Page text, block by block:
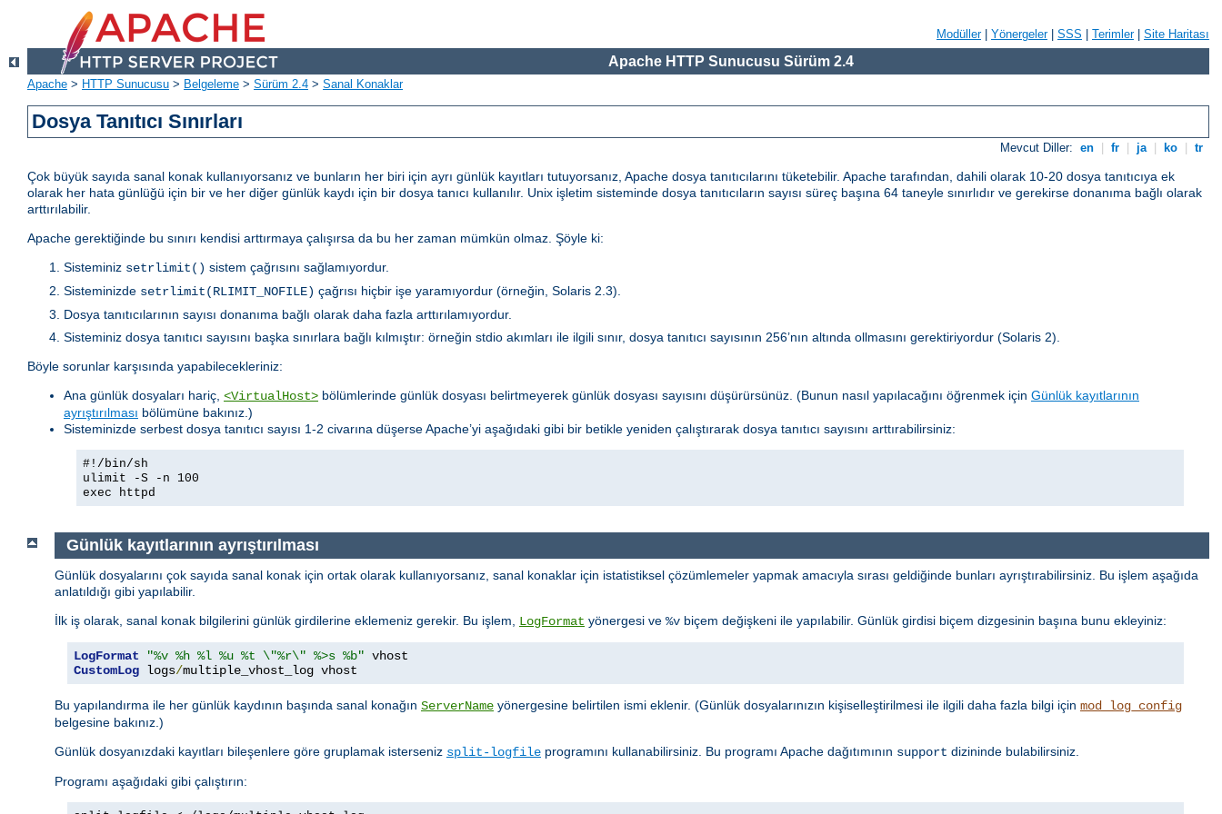
Modüller| Yönergeler| SSS Terimler| Site Haritası
Apache HTTP Sunucusu Sürüm 2.4
Apache > HTTP Sunucusu > Belgeleme > Sürüm 2.4 > Sanal Konaklar
Dosya Tanıtıcı Sınırları
Mevcut Diller: en fr ja ko tr
Çok büyük sayıda sanal konak kullanıyorsanız ve bunların her biri için ayrı günlük kayıtları tutuyorsanız, Apache dosya tanıtıcılarını tüketebilir. Apache tarafından, dahili olarak 10-20 dosya tanıtıcıya ek
olarak her hata günlüğü için bir ve her diğer günlük kaydı için bir dosya tanıcı kullanılır. Unix işletim sisteminde dosya tanıtıcıların sayısı süreç başına 64 taneyle sınırlıdır ve gerekirse donanıma bağlı olarak
arttırılabilir.
Apache gerektiğinde bu sınırı kendisi arttırmaya çalışırsa da bu her zaman mümkün olmaz. Şöyle ki:
Sisteminiz setrlimit() sistem çağrısını sağlamıyordur.
Sisteminizde setrlimit(RLIMIT_NOFILE) çağrısı hiçbir işe yaramıyordur (örneğin, Solaris 2.3).
Dosya tanıtıcılarının sayısı donanıma bağlı olarak daha fazla arttırılamıyordur.
Sisteminiz dosya tanıtıcı sayısını başka sınırlara bağlı kılmıştır: örneğin stdio akımları ile ilgili sınır, dosya tanıtıcı sayısının 256’nın altında ollmasını gerektiriyordur (Solaris 2).
Böyle sorunlar karşısında yapabilecekleriniz:
Ana günlük dosyaları hariç, <VirtualHost> bölümlerinde günlük dosyası belirtmeyerek günlük dosyası sayısını düşürürsünüz. (Bunun nasıl yapılacağını öğrenmek için Günlük kayıtlarının
ayrıştırılması bölümüne bakınız.)
Sisteminizde serbest dosya tanıtıcı sayısı 1-2 civarına düşerse Apache’yi aşağıdaki gibi bir betikle yeniden çalıştırarak dosya tanıtıcı sayısını arttırabilirsiniz:
#!/bin/sh
ulimit -S -n 100
exec httpd
Günlük kayıtlarının ayrıştırılması
Günlük dosyalarını çok sayıda sanal konak için ortak olarak kullanıyorsanız, sanal konaklar için istatistiksel çözümlemeler yapmak amacıyla sırası geldiğinde bunları ayrıştırabilirsiniz. Bu işlem aşağıda
anlatıldığı gibi yapılabilir.
İlk iş olarak, sanal konak bilgilerini günlük girdilerine eklemeniz gerekir. Bu işlem, LogFormat yönergesi ve %v biçem değişkeni ile yapılabilir. Günlük girdisi biçem dizgesinin başına bunu ekleyiniz:
LogFormat "%v %h %l %u %t \"%r\" %>s %b"
CustomLog logs/multiple_vhost_log vhost
Bu yapılandırma ile her günlük kaydının başında sanal konağın ServerName yönergesine belirtilen ismi eklenir. (Günlük dosyalarınızın kişiselleştirilmesi ile ilgili daha fazla bilgi için mod_log_config
belgesine bakınız.)
Günlük dosyanızdaki kayıtları bileşenlere göre gruplamak isterseniz split-logfile programını kullanabilirsiniz. Bu programı Apache dağıtımının support dizininde bulabilirsiniz.
Programı aşağıdaki gibi çalıştırın: